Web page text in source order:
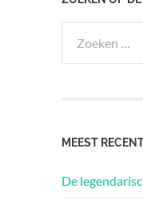
naar:
MEEST
De